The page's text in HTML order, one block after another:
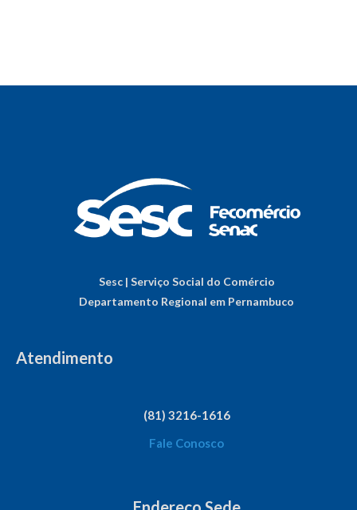
Sesc | Serviço Social do Comércio
Departamento Regional em Pernambuco
Atendimento
(81) 3216-1616
Fale Conosco